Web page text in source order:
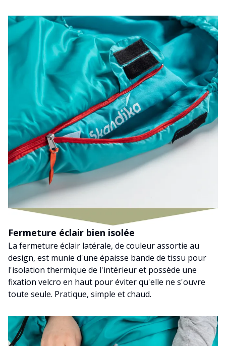
Fermeture éclair bien isolée
La fermeture éclair latérale, de couleur assortie au
design, est munie d'une épaisse bande de tissu pour
l'isolation thermique de l'intérieur et possède une
fixation velcro en haut pour éviter qu'elle ne s'ouvre
toute seule. Pratique, simple et chaud.